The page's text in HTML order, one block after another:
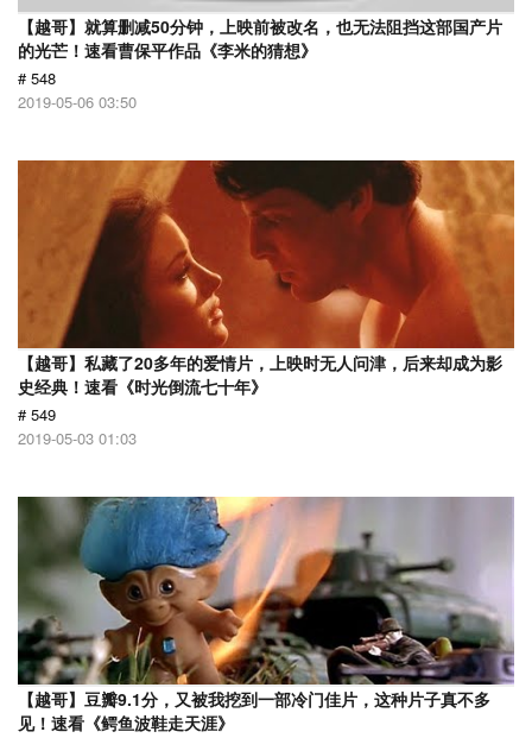
【越哥】就算删减50分钟，上映前被改名，也无法阻挡这部国产片
的光芒！速看曹保平作品《李米的猜想》
# 548
2019-05-06 03:50
【越哥】私藏了20多年的爱情片，上映时无人问津，后来却成为影
史经典！速看《时光倒流七十年》
# 549
2019-05-03 01:03
【越哥】豆瓣9.1分，又被我挖到一部冷门佳片，这种片子真不多
见！速看《鳄鱼波鞋走天涯》